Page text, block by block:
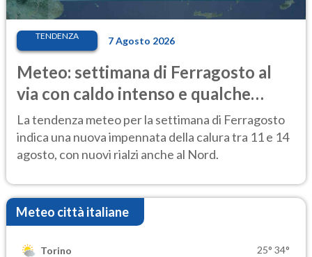
TENDENZA 7 Agosto 2026
Meteo: settimana di Ferragosto al
via con caldo intenso e qualche
temporale
La tendenza meteo per la settimana di Ferragosto
indica una nuova impennata della calura tra 11 e 14
agosto, con nuovi rialzi anche al Nord.
Meteo città italiane
Torino 25° 34°